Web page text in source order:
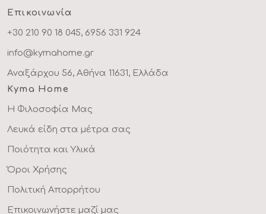
Επικοινωνία
+30 210 90 18 045, 6956 331 924
info@kymahome.gr
Αναξάρχου 56, Αθήνα 11631, Ελλάδα
Kyma Home
Η Φιλοσοφία Μας
Λευκά είδη στα μέτρα σας
Ποιότητα και Υλικά
Όροι Χρήσης
Πολιτική Απορρήτου
Επικοινωνήστε μαζί μας